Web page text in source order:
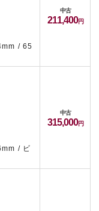
/ 65
中古
211,400
/ ビ
中古
315,000